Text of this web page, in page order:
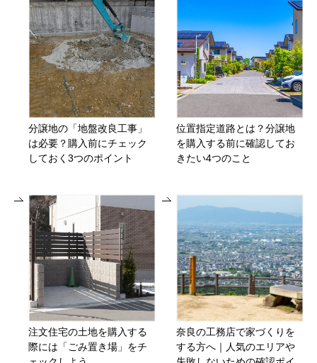
分譲地の「地盤改良工事」
は必要？購入前にチェック
しておく3つのポイント
位置指定道路とは？分譲地
を購入する前に確認してお
きたい4つのこと
注文住宅の土地を購入する
際には「ごみ置き場」をチ
奈良の工務店で家づくりを
する方へ｜人気のエリアや